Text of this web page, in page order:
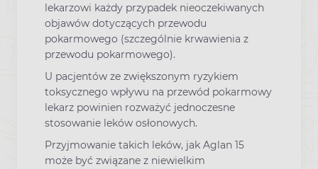
lekarzowi każdy przypadek nieoczekiwanych
objawów dotyczących przewodu
pokarmowego (szczególnie krwawienia z
przewodu pokarmowego).
U pacjentów ze zwiększonym ryzykiem
toksycznego wpływu na przewód pokarmowy
lekarz powinien rozważyć jednoczesne
stosowanie leków osłonowych.
Przyjmowanie takich leków, jak Aglan 15
może być związane z niewielkim